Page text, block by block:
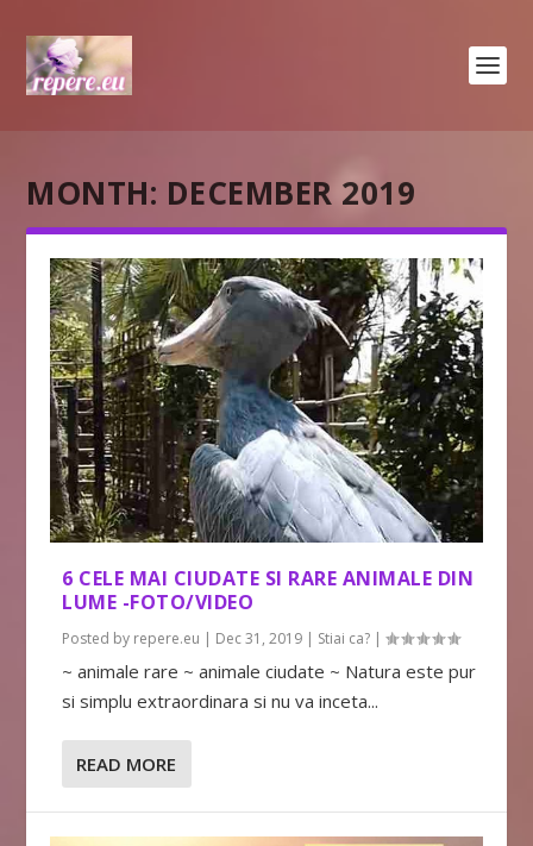
MONTH: DECEMBER 2019
6 CELE MAI CIUDATE SI RARE ANIMALE DIN
LUME -FOTO/VIDEO
Posted by repere.eu | Dec 31, 2019 | Stiai ca? |
~ animale rare ~ animale ciudate ~ Natura este pur
si simplu extraordinara si nu va inceta...
READ MORE